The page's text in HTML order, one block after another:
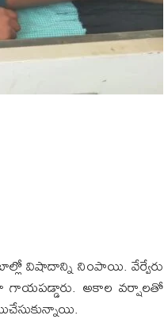
విషాదాన్ని నింపాయి. వేర్వేరు
గాయపడ్డారు. అకాల వర్షాలతో